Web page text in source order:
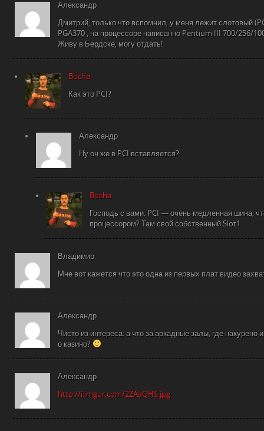
Александр
Дмитрий, только что вспомнил, у меня лежит слотовый
PGA370 , на процессоре написанно Pentium III 700/256/
Живу в Бердске, могу отдать!
Bocha
Как это PCI?
Александр
Ну он же в PCI вставляется?
Bocha
Господь с вами. PCI — очень медленная шина,
процессором? Там свой собственный Slot1
Владимир
Мне вот кажется что это одна из первых плат видео
Александр
Чисто из интереса: а что за аркадные залы, где
о казино?
Александр
http://i.imgur.com/2ZAaQHS.jpg